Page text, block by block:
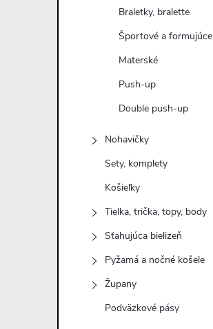
Braletky, bralette
Športové a formujúce
Materské
Push-up
Double push-up
Nohavičky
Sety, komplety
Košieľky
Tielka, trička, topy, body
Sťahujúca bielizeň
Pyžamá a nočné košele
Župany
Podväzkové pásy